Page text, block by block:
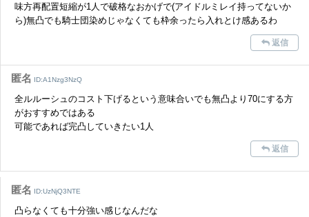
味方再配置短縮が1人で破格なおかげで(アイドルミレイ持ってないか
ら)無凸でも騎士団染めじゃなくても枠余ったら入れとけ感あるわ
返信
匿名 ID:A1Nzg3NzQ
全ルルーシュのコスト下げるという意味合いでも無凸より70にする方
がおすすめではある
可能であれば完凸していきたい1人
返信
匿名 ID:UzNjQ3NTE
凸らなくても十分強い感じなんだな